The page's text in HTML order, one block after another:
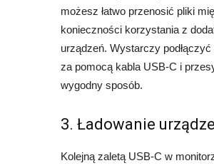
możesz łatwo przenosić pliki
konieczności korzystania z
urządzeń. Wystarczy
za pomocą kabla USB-C i
wygodny sposób.
3. Ładowanie
Kolejną zaletą USB-C w